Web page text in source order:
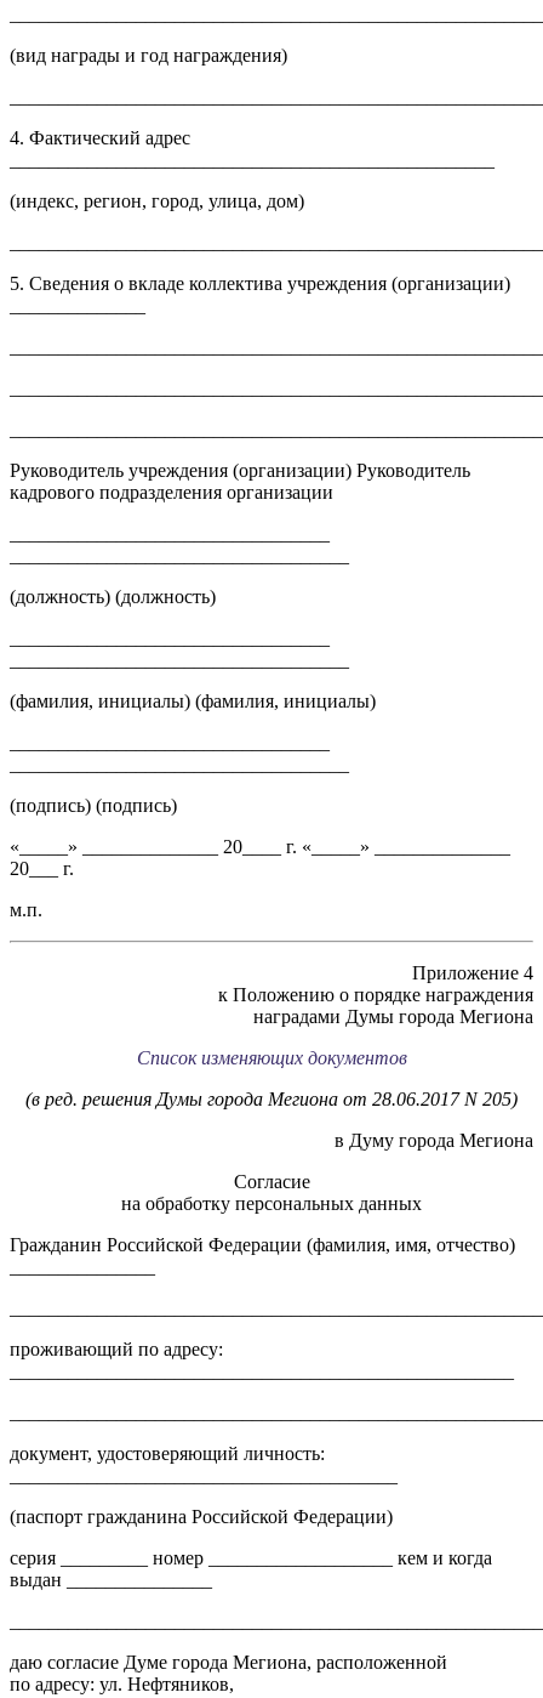
(вид награды и год награждения)
4. Фактический адрес
(индекс, регион, город, улица, дом)
5. Сведения о вкладе коллектива учреждения (организации)
Руководитель учреждения (организации) Руководитель
кадрового подразделения организации
(должность) (должность)
(фамилия, инициалы) (фамилия, инициалы)
(подпись) (подпись)
«_____» ______________ 20____ г. «_____» ______________
20___ г.
м.п.
Приложение 4
к Положению о порядке награждения
наградами Думы города Мегиона
Список изменяющих документов
(в ред. решения Думы города Мегиона от 28.06.2017 N 205)
в Думу города Мегиона
Согласие
на обработку персональных данных
Гражданин Российской Федерации (фамилия, имя, отчество)
проживающий по адресу:
документ, удостоверяющий личность:
(паспорт гражданина Российской Федерации)
серия _________ номер ___________________ кем и когда
выдан _______________
даю согласие Думе города Мегиона, расположенной
по адресу: ул. Нефтяников,